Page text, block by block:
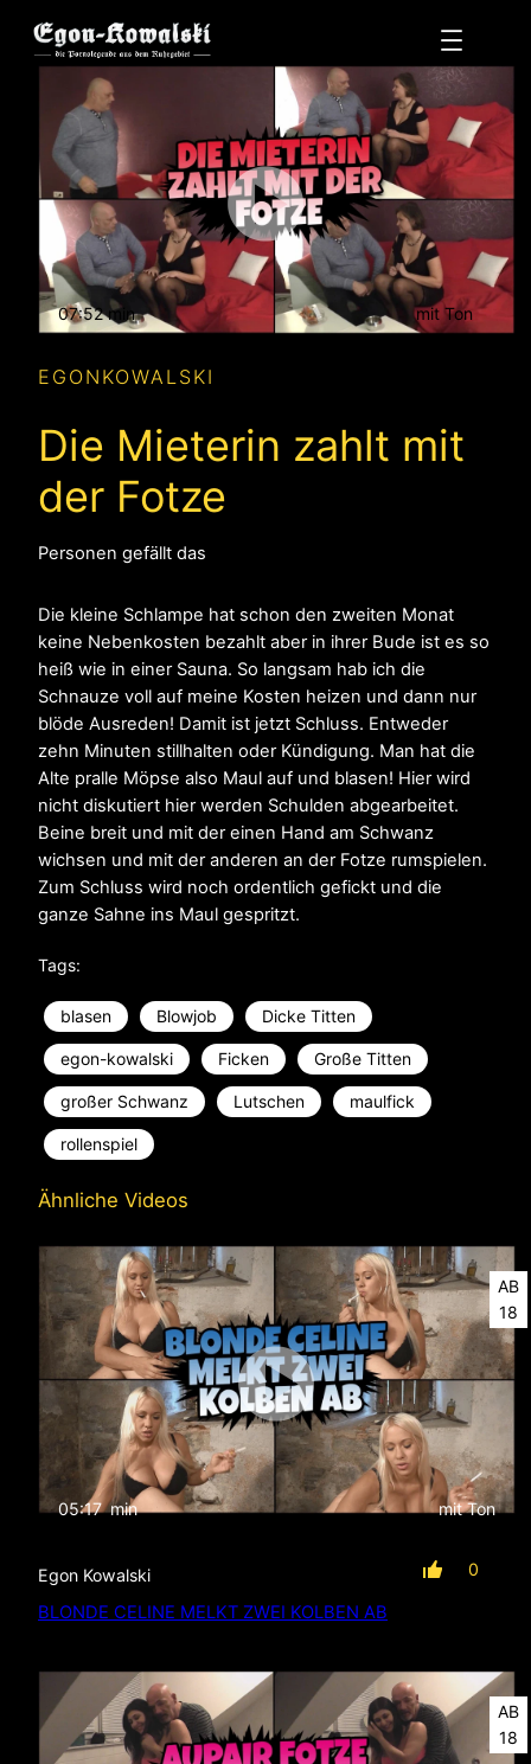
Zum
Inhalt
07:52 min mit Ton
EGONKOWALSKI
Die Mieterin zahlt mit
der Fotze
Personen gefällt das
Die kleine Schlampe hat schon den zweiten Monat
keine Nebenkosten bezahlt aber in ihrer Bude ist es so
heiß wie in einer Sauna. So langsam hab ich die
Schnauze voll auf meine Kosten heizen und dann nur
blöde Ausreden! Damit ist jetzt Schluss. Entweder
zehn Minuten stillhalten oder Kündigung. Man hat die
Alte pralle Möpse also Maul auf und blasen! Hier wird
nicht diskutiert hier werden Schulden abgearbeitet.
Beine breit und mit der einen Hand am Schwanz
wichsen und mit der anderen an der Fotze rumspielen.
Zum Schluss wird noch ordentlich gefickt und die
ganze Sahne ins Maul gespritzt.
Tags:
blasen Blowjob Dicke Titten
egon-kowalski Ficken Große Titten
großer Schwanz Lutschen maulfick
rollenspiel
Ähnliche Videos
AB
18
05:17 min mit Ton
Egon Kowalski 0
BLONDE CELINE MELKT ZWEI KOLBEN AB
AB
18